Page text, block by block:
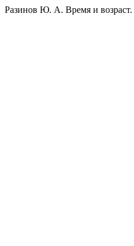
Разинов Ю. А. Время и возраст.